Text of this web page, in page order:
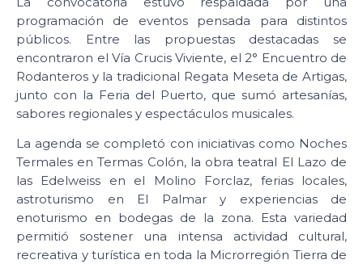
programación de eventos pensada para distintos
públicos. Entre las propuestas destacadas se
encontraron el Vía Crucis Viviente, el 2° Encuentro de
Rodanteros y la tradicional Regata Meseta de Artigas,
junto con la Feria del Puerto, que sumó artesanías,
sabores regionales y espectáculos musicales.
La agenda se completó con iniciativas como Noches
Termales en Termas Colón, la obra teatral El Lazo de
las Edelweiss en el Molino Forclaz, ferias locales,
astroturismo en El Palmar y experiencias de
enoturismo en bodegas de la zona. Esta variedad
permitió sostener una intensa actividad cultural,
recreativa y turística en toda la Microrregión Tierra de